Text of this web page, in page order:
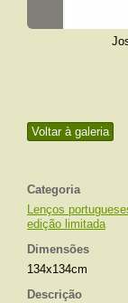
Voltar à galeria
Categoria
Lenços
edição limitada
Dimensões
134x134cm
Descrição